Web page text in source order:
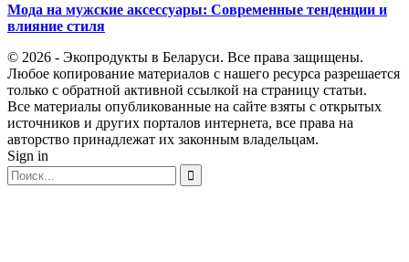
Мода на мужские аксессуары: Современные тенденции и
влияние стиля
© 2026 - Экопродукты в Беларуси. Все права защищены.
Любое копирование материалов с нашего ресурса разрешается
только с обратной активной ссылкой на страницу статьи.
Все материалы опубликованные на сайте взяты с открытых
источников и других порталов интернета, все права на
авторство принадлежат их законным владельцам.
Sign in